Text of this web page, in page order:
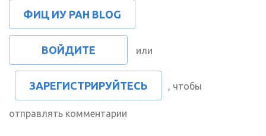
ФИЦ ИУ РАН BLOG
ВОЙДИТЕ или
ЗАРЕГИСТРИРУЙТЕСЬ , чтобы
отправлять комментарии